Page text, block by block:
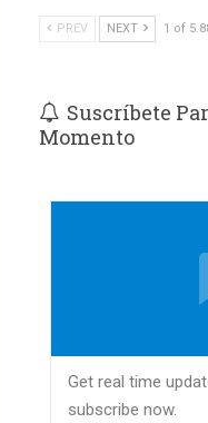
PREV NEXT 1 of
Suscríbete
Momento
Get real time
subscribe now.